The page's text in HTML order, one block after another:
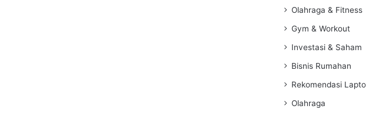
Olahraga & Fitness
Gym & Workout
Investasi & Saham
Bisnis Rumahan
Rekomendasi
Olahraga